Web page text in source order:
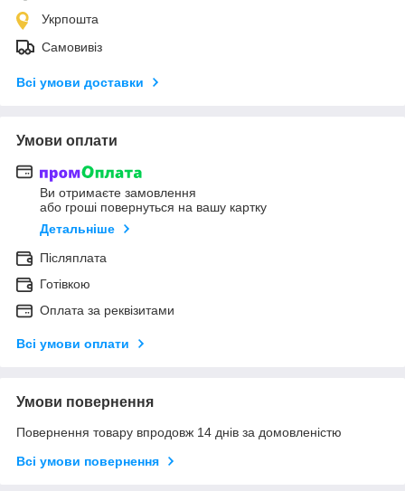
Укрпошта
Самовивіз
Всі умови доставки
Умови оплати
Ви отримаєте замовлення
або гроші повернуться на вашу картку
Детальніше
Післяплата
Готівкою
Оплата за реквізитами
Всі умови оплати
Умови повернення
Повернення товару впродовж 14 днів за домовленістю
Всі умови повернення